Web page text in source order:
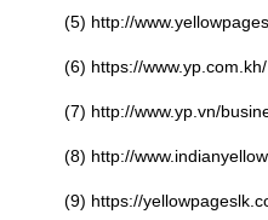
(5) http://
(6) https://www.yp.com.kh/
(7) http://www.yp.vn/
(8) http://
(9) https://